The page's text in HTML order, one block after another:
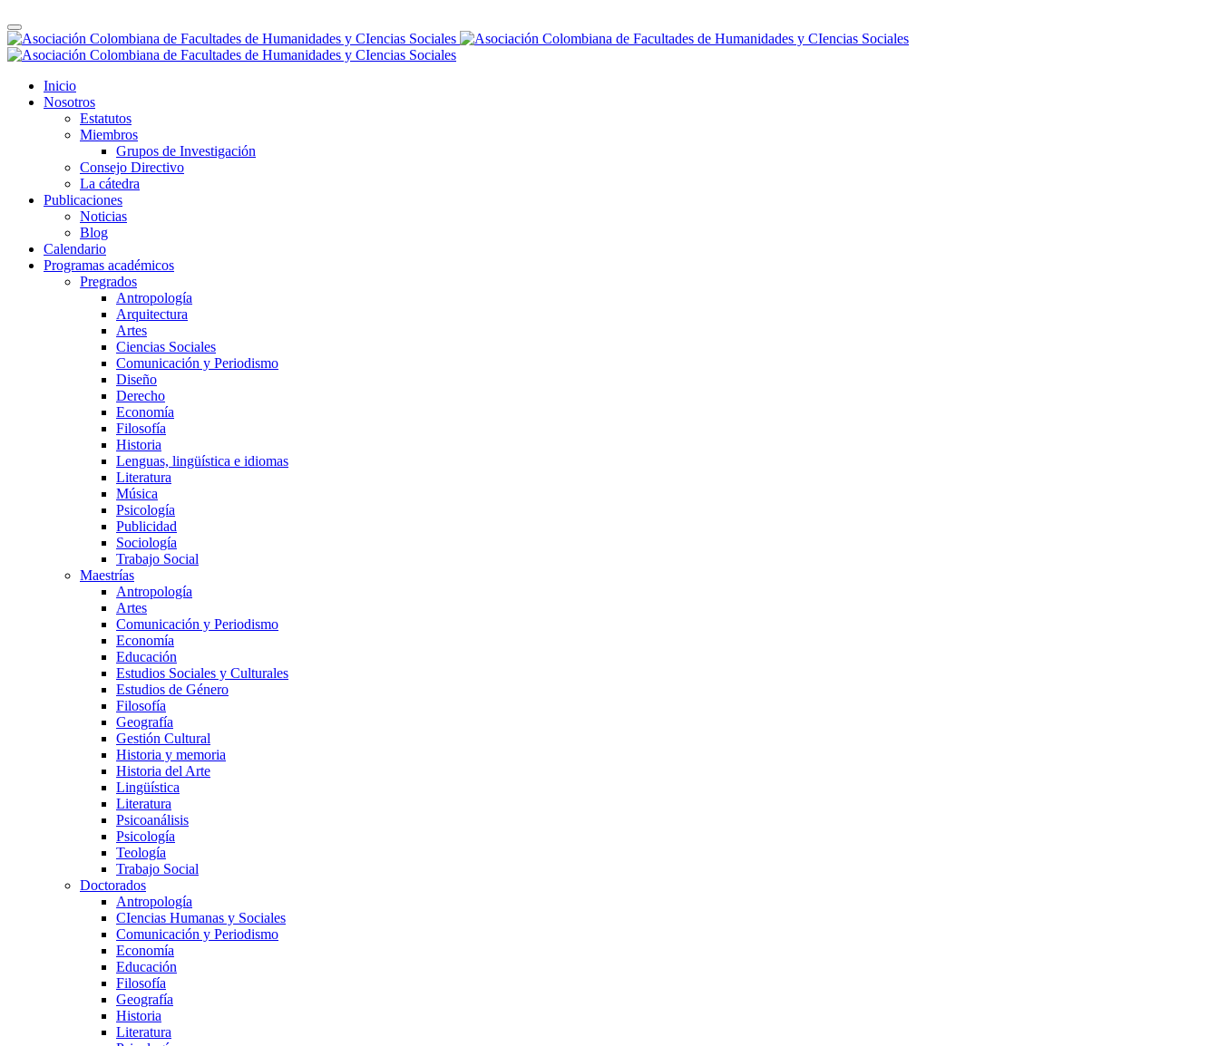
Inicio
Nosotros
Estatutos
Miembros
Grupos de Investigación
Consejo Directivo
La cátedra
Publicaciones
Noticias
Blog
Calendario
Programas académicos
Pregrados
Antropología
Arquitectura
Artes
Ciencias Sociales
Comunicación y Periodismo
Diseño
Derecho
Economía
Filosofía
Historia
Lenguas, lingüística e idiomas
Literatura
Música
Psicología
Publicidad
Sociología
Trabajo Social
Maestrías
Antropología
Artes
Comunicación y Periodismo
Economía
Educación
Estudios Sociales y Culturales
Estudios de Género
Filosofía
Geografía
Gestión Cultural
Historia y memoria
Historia del Arte
Lingüística
Literatura
Psicoanálisis
Psicología
Teología
Trabajo Social
Doctorados
Antropología
CIencias Humanas y Sociales
Comunicación y Periodismo
Economía
Educación
Filosofía
Geografía
Historia
Literatura